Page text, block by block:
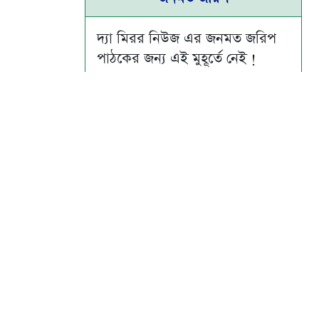
দ্যা মিরর নিউজ এর জনমত জরিপ
পাঠকের জন্য এই মুহূর্তে নেই !